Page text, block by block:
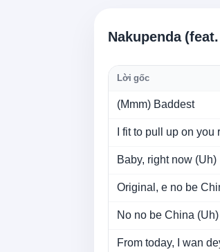
Nakupenda
Lời gốc
(Mmm) Baddest
I fit to pull up on you
Baby, right now (Uh)
Original, e no be
No no be China (Uh)
From today, I wan